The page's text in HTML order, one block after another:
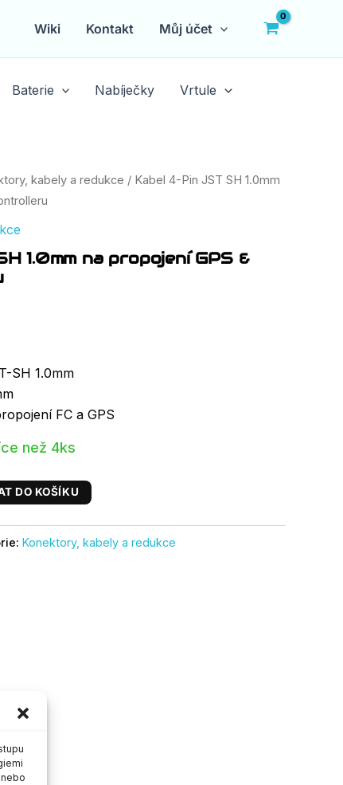
Wiki Kontakt Můj účet
Baterie Nabíječky Vrtule
kabely a redukce / Kabel 4-Pin JST SH 1.0mm
1.0mm na propojení GPS &
SH 1.0mm
FC a GPS
než 4ks
DO KOŠÍKU
Konektory, kabely a redukce